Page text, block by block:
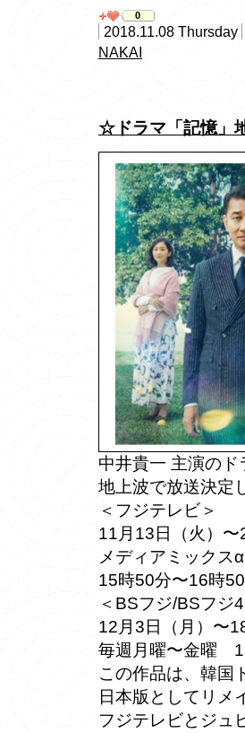
0
2018.11.08 Thursday
NAKAI
☆ドラマ「記憶」
中井貴一 主演のド
地上波で放送決定
＜フジテレビ＞
11月13日（火）〜
メディアミックスα
15時50分〜16時
＜BSフジ/BSフジ
12月3日（月）〜
毎週月曜〜金曜
この作品は、韓国
日本版としてリメ
フジテレビとジュ